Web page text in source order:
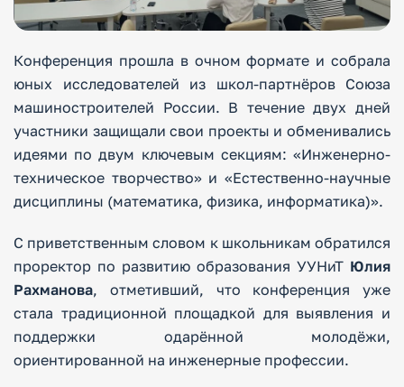
Конференция прошла в очном формате и собрала
юных исследователей из школ-партнёров Союза
машиностроителей России. В течение двух дней
участники защищали свои проекты и обменивались
идеями по двум ключевым секциям: «Инженерно-
техническое творчество» и «Естественно-научные
дисциплины (математика, физика, информатика)».
С приветственным словом к школьникам обратился
проректор по развитию образования УУНиТ Юлия
Рахманова, отметивший, что конференция уже
стала традиционной площадкой для выявления и
поддержки одарённой молодёжи,
ориентированной на инженерные профессии.